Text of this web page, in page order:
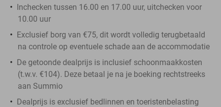
Inchecken tussen 16.00 en 17.00 uur, uitchecken voor
10.00 uur
Exclusief borg van €75, dit wordt volledig terugbetaald
na controle op eventuele schade aan de accommodatie
De getoonde dealprijs is inclusief schoonmaakkosten
(t.w.v. €104). Deze betaal je na je boeking rechtstreeks
aan Summio
Dealprijs is exclusief bedlinnen en toeristenbelasting